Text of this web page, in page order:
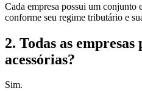
Cada empresa possui um conjunto
conforme seu regime tributário e
2. Todas as
acessórias?
Sim.